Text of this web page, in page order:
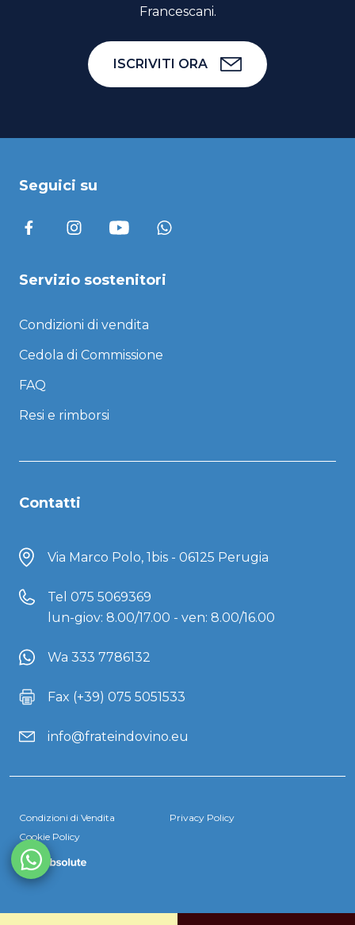
Francescani.
ISCRIVITI ORA
Seguici su
Servizio sostenitori
Condizioni di vendita
Cedola di Commissione
FAQ
Resi e rimborsi
Contatti
Via Marco Polo, 1bis - 06125 Perugia
Tel 075 5069369
lun-giov: 8.00/17.00 - ven: 8.00/16.00
Wa 333 7786132
Fax (+39) 075 5051533
info@frateindovino.eu
Condizioni di Vendita
Privacy Policy
Cookie Policy